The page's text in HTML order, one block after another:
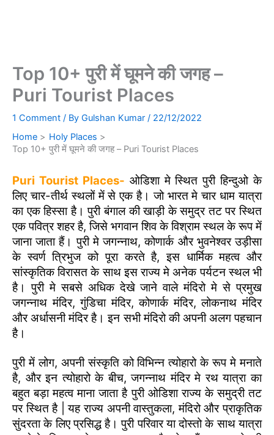
Top 10+ पुरी में घूमने की जगह –
Puri Tourist Places
1 Comment / By Gulshan Kumar / 22/12/2022
Home
Holy Places
Top 10+ पुरी में घूमने की जगह – Puri Tourist Places
Puri Tourist Places- ओडिशा मे स्थित पुरी हिन्दुओ के
लिए चार-तीर्थ स्थलों में से एक है। जो भारत मे चार धाम यात्रा
का एक हिस्सा है। पुरी बंगाल की खाड़ी के समुद्र तट पर स्थित
एक पवित्र शहर है, जिसे भगवान शिव के विश्राम स्थल के रूप में
जाना जाता हैं। पुरी मे जगन्नाथ, कोणार्क और भुवनेश्वर उड़ीसा
के स्वर्ण त्रिभुज को पूरा करते है, इस धार्मिक महत्व और
सांस्कृतिक विरासत के साथ इस राज्य मे अनेक पर्यटन स्थल भी
है। पुरी मे सबसे अधिक देखे जाने वाले मंदिरो मे से प्रमुख
जगन्नाथ मंदिर, गुंडिचा मंदिर, कोणार्क मंदिर, लोकनाथ मंदिर
और अर्धासनी मंदिर है। इन सभी मंदिरो की अपनी अलग पहचान
है।
पुरी में लोग, अपनी संस्कृति को विभिन्न त्योहारो के रूप मे मनाते
है, और इन त्योहारो के बीच, जगन्नाथ मंदिर मे रथ यात्रा का
बहुत बड़ा महत्व माना जाता है पुरी ओडिशा राज्य के समुद्री तट
पर स्थित है | यह राज्य अपनी वास्तुकला, मंदिरो और प्राकृतिक
सुंदरता के लिए प्रसिद्ध है। पुरी परिवार या दोस्तो के साथ यात्रा